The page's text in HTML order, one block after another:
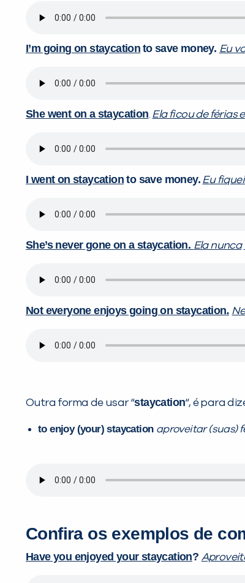
I’m going on staycation to save money. Eu
She went on a staycation Ela ficou de férias
I went on staycation to save money. Eu
She’s never gone on a staycation. Ela nunca
Not everyone enjoys going on staycation.
Outra forma de usar “staycation“, é para
to enjoy (your) staycation aproveitar (suas)
Confira os exemplos de
Have you enjoyed your staycation?